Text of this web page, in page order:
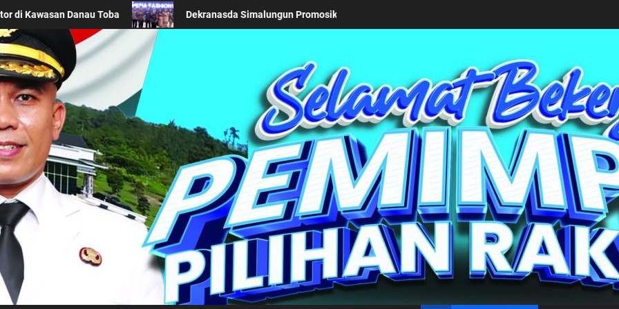
Daerah di Acara BTN Indonesia Fashion Week 2026 Keseriusan Pemkab Simalungun bersama Kemendagri Kawal Investasi
Simalungun